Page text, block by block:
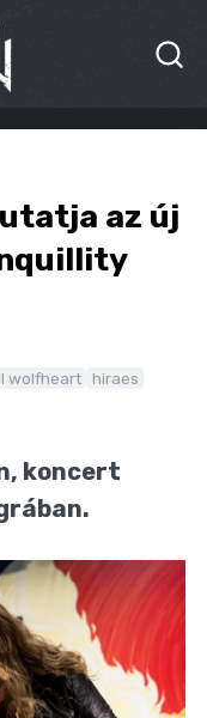
az új
wolfheart
hiraes
koncert